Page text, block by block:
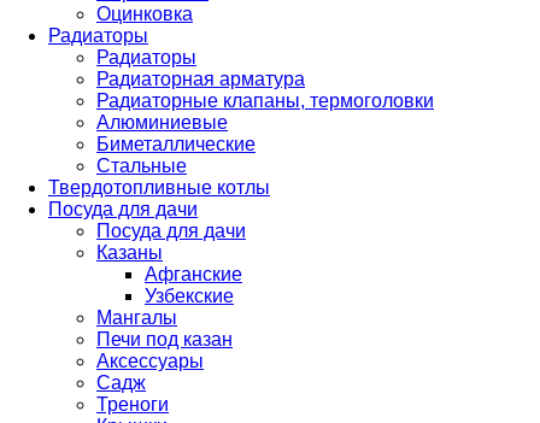
Оцинковка
Радиаторы
Радиаторы
Радиаторная арматура
Радиаторные клапаны, термоголовки
Алюминиевые
Биметаллические
Стальные
Твердотопливные котлы
Посуда для дачи
Посуда для дачи
Казаны
Афганские
Узбекские
Мангалы
Печи под казан
Аксессуары
Садж
Треноги